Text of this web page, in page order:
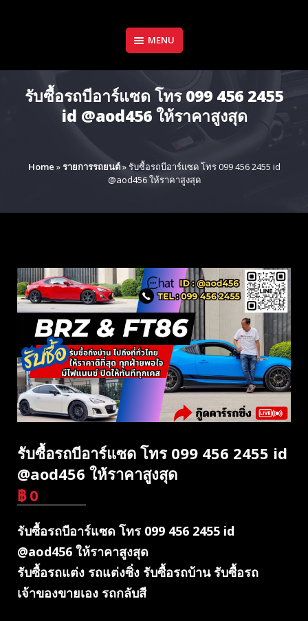
MENU
รับซื้อรถบีอาร์แซด โทร 099 456 2455
id @aod456 ให้ราคาสูงสุด
Home »รายการรถยนต์»รับซื้อรถบีอาร์แซด โทร 099 456 2455 id
@aod456 ให้ราคาสูงสุด
รับซื้อรถบีอาร์แซด โทร 099 456 2455 id
@aod456 ให้ราคาสูงสุด
฿ 0
รับซื้อรถบีอาร์แซด โทร 099 456 2455 id
@aod456 ให้ราคาสูงสุด
รับซื้อรถแต่ง รถแต่งซิ่ง รับซื้อรถบ้าน รับซื้อรถ
เจ้าของขายเอง รถกลับสี